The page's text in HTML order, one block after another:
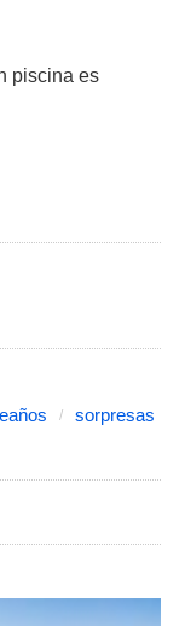
piscina es
sorpresas